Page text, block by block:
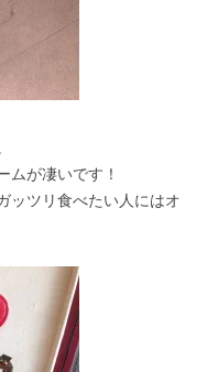
ムが凄いです！
ッツリ食べたい人にはオ